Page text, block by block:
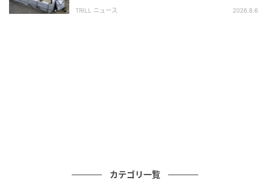
調湿機能のある壁材は、近年人気が高まっています。
調湿壁材は、効果を発揮する施工面積の基準が商品に
TRILL ニュース 2026.8.6
カテゴリ一覧